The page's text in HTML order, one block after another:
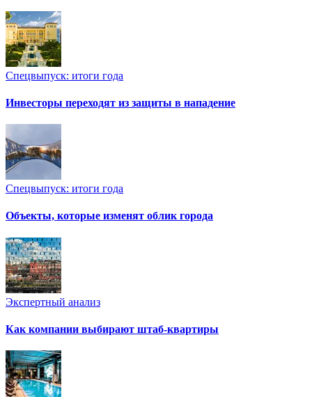
Спецвыпуск: итоги года
Инвесторы переходят из защиты в нападение
Спецвыпуск: итоги года
Объекты, которые изменят облик города
Экспертный анализ
Как компании выбирают штаб-квартиры